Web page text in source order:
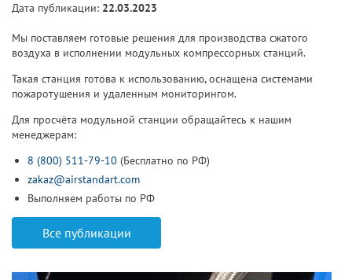
Дата публикации: 22.03.2023
Мы поставляем готовые решения для производства сжатого
воздуха в исполнении модульных компрессорных станций.
Такая станция готова к использованию, оснащена системами
пожаротушения и удаленным мониторингом.
Для просчёта модульной станции обращайтесь к нашим
менеджерам:
8 (800) 511-79-10 (Бесплатно по РФ)
zakaz@airstandart.com
Выполняем работы по РФ
Все публикации